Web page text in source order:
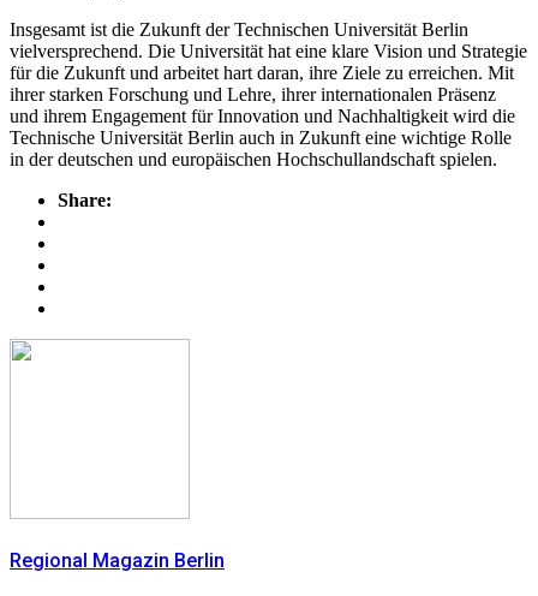
Insgesamt ist die Zukunft der Technischen Universität Berlin
vielversprechend. Die Universität hat eine klare Vision und Strategie
für die Zukunft und arbeitet hart daran, ihre Ziele zu erreichen. Mit
ihrer starken Forschung und Lehre, ihrer internationalen Präsenz
und ihrem Engagement für Innovation und Nachhaltigkeit wird die
Technische Universität Berlin auch in Zukunft eine wichtige Rolle
in der deutschen und europäischen Hochschullandschaft spielen.
Share:
Regional Magazin Berlin